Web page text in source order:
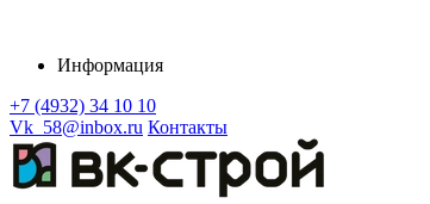
Информация
+7 (4932) 34 10 10
Vk_58@inbox.ru Контакты